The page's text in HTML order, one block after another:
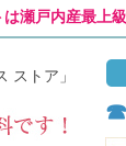
瀬戸内産最上
ストア」